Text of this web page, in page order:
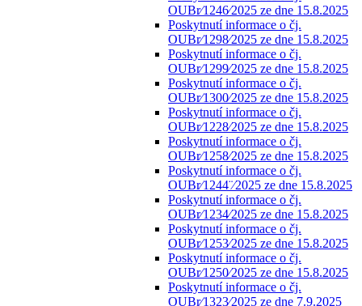
OUBr⁄1246⁄2025 ze dne 15.8.2025
Poskytnutí informace o čj.
OUBr⁄1298⁄2025 ze dne 15.8.2025
Poskytnutí informace o čj.
OUBr⁄1299⁄2025 ze dne 15.8.2025
Poskytnutí informace o čj.
OUBr⁄1300⁄2025 ze dne 15.8.2025
Poskytnutí informace o čj.
OUBr⁄1228⁄2025 ze dne 15.8.2025
Poskytnutí informace o čj.
OUBr⁄1258⁄2025 ze dne 15.8.2025
Poskytnutí informace o čj.
OUBr⁄1244¨⁄2025 ze dne 15.8.2025
Poskytnutí informace o čj.
OUBr⁄1234⁄2025 ze dne 15.8.2025
Poskytnutí informace o čj.
OUBr⁄1253⁄2025 ze dne 15.8.2025
Poskytnutí informace o čj.
OUBr⁄1250⁄2025 ze dne 15.8.2025
Poskytnutí informace o čj.
OUBr⁄1323⁄2025 ze dne 7.9.2025